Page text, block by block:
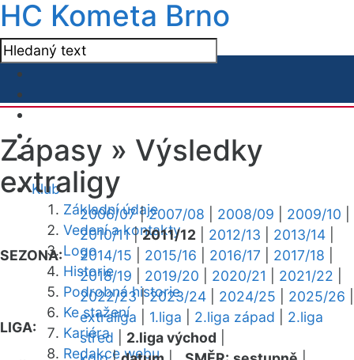
HC Kometa Brno
Klub
Základní údaje
Vedení a kontakty
Logo
Historie
Podrobná historie
Ke stažení
Kariéra
Redakce webu
Zápasy » Výsledky
extraligy
SEZONA:
2006/07|2007/08 2008/09 2009/10
2010/11|2011/12 2012/13 2013/14
2014/15
2015/16 2016/17 2017/18
2018/19
2019/20 2020/21 2021/22
2022/23|2023/24 2024/25 2025/26
LIGA:
extraliga 1.liga 2.liga západ
2.liga
střed
2.liga východ